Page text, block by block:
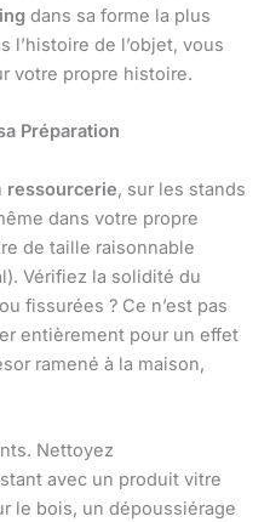
dans sa forme la plus
l’histoire de l’objet, vous
votre propre histoire.
Préparation
ressourcerie, sur les stands
dans votre propre
de taille raisonnable
Vérifiez la solidité du
fissurées ? Ce n’est pas
entièrement pour un effet
ramené à la maison,
Nettoyez
avec un produit vitre
le bois, un dépoussiérage